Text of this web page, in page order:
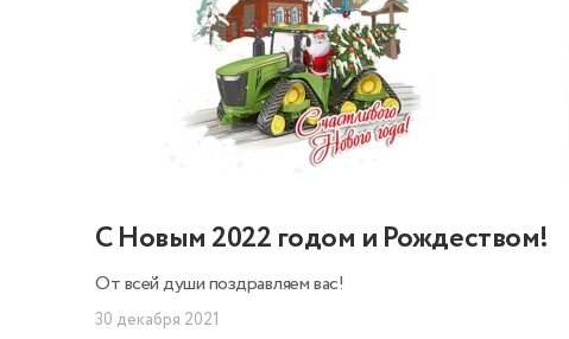
С Новым 2022 годом и Рождеством!
От всей души поздравляем вас!
30 декабря 2021